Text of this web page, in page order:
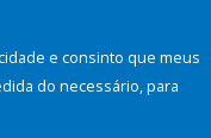
e consinto que meus
do necessário, para